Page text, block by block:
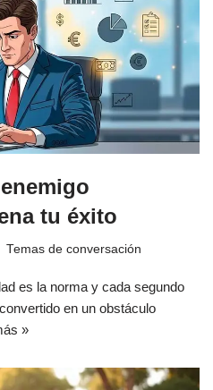
tu éxito
Temas de conversación
es la norma y cada segundo
en un obstáculo
»